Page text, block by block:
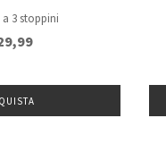
a 3 stoppini